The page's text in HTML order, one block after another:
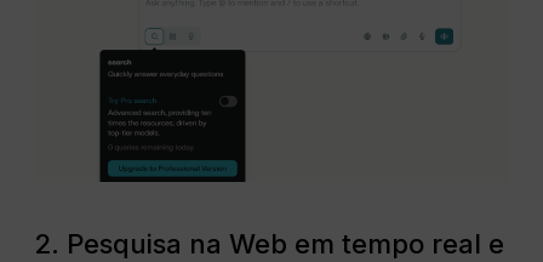
2. Pesquisa na Web em tempo real e